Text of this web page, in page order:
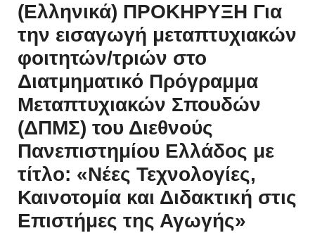
(Ελληνικά) ΠΡΟΚΗΡΥΞΗ Για
την εισαγωγή μεταπτυχιακών
φοιτητών/τριών στο
Διατμηματικό Πρόγραμμα
Μεταπτυχιακών Σπουδών
(ΔΠΜΣ) του Διεθνούς
Πανεπιστημίου Ελλάδος με
τίτλο: «Νέες Τεχνολογίες,
Καινοτομία και Διδακτική στις
Επιστήμες της Αγωγής»